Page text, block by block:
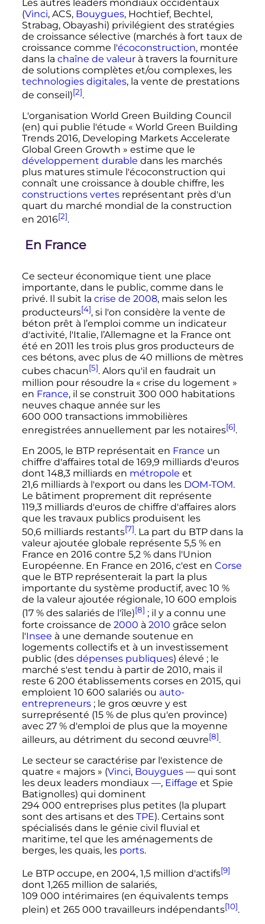
Les autres leaders mondiaux occidentaux
(Vinci, ACS, Bouygues, Hochtief, Bechtel,
Strabag, Obayashi) privilégient des stratégies
de croissance sélective (marchés à fort taux de
croissance comme l'écoconstruction, montée
dans la chaîne de valeurà travers la fourniture
de solutions complètes et/ou complexes, les
technologies digitales, la vente de prestations
de conseil)[2].
L'organisation World Green Building Council
(en) qui publie l'étude « World Green Building
Trends 2016, Developing Markets Accelerate
Global Green Growth » estime que le
développement durable dans les marchés
plus matures stimule l'écoconstruction qui
connaît une croissance à double chiffre, les
constructions vertesreprésentant près d'un
quart du marché mondial de la construction
en 2016[2].
En France
Ce secteur économique tient une place
importante, dans le public, comme dans le
privé. Il subit la crise de 2008, mais selon les
producteurs[4], si l'on considère la vente de
béton prêt à l’emploi comme un indicateur
d'activité, l'Italie, l’Allemagne et la France ont
été en 2011 les trois plus gros producteurs de
ces bétons, avec plus de 40 millions de mètres
cubes chacun[5]. Alors qu'il en faudrait un
million pour résoudre la « crise du logement »
en France, il se construit 300 000 habitations
neuves chaque année sur les
600 000 transactionsimmobilières
enregistrées annuellement par les notaires[6].
En 2005, le BTP représentait en France un
chiffre d'affaires total de 169,9 milliardsd'euros
dont 148,3 milliardsen métropole et
21,6 milliardsà l'export ou dans les DOM-TOM.
Le bâtiment proprement dit représente
119,3 milliardsd'euros de chiffre d'affaires alors
que les travaux publics produisent les
50,6 milliardsrestants[7]. La part du BTP dans la
valeur ajoutée globale représente 5,5 % en
France en 2016 contre 5,2 % dans l'Union
Européenne. En France en 2016, c'est en Corse
que le BTP représenterait la part la plus
importante du système productif, avec 10 %
de la valeur ajoutée régionale, 10 600 emplois
(17 % des salariés de l'île)[8] ; il y a connu une
forte croissance de 2000 à 2010 grâce selon
l'Insee à une demande soutenue en
logements collectifs et à un investissement
public (des dépenses publiques) élevé ; le
marché s'est tendu à partir de 2010, mais il
reste 6 200 établissementscorses en 2015, qui
emploient 10 600 salariésou auto-
entrepreneurs ; le gros œuvre y est
surreprésenté (15 % de plus qu'en province)
avec 27 % d'emploi de plus que la moyenne
ailleurs, au détriment du second œuvre[8].
Le secteur se caractérise par l'existence de
quatre « majors » (Vinci, Bouygues — qui sont
les deux leaders mondiaux —, Eiffage et Spie
Batignolles) qui dominent
294 000 entreprisesplus petites (la plupart
sont des artisans et des TPE). Certains sont
spécialisés dans le génie civil fluvial et
maritime, tel que les aménagements de
berges, les quais, les ports.
Le BTP occupe, en 2004, 1,5 million d'actifs[9]
dont 1,265 million de salariés,
109 000 intérimaires(en équivalents temps
plein) et 265 000 travailleursindépendants[10].